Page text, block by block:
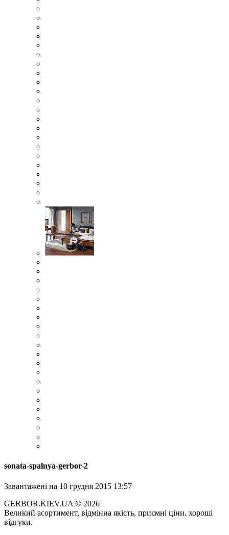
sonata-spalnya-gerbor-2
Завантажені на 10 грудня 2015 13:57
GERBOR.KIEV.UA © 2026
Великий асортимент, відмінна якість, приємні ціни, хороші
відгуки.